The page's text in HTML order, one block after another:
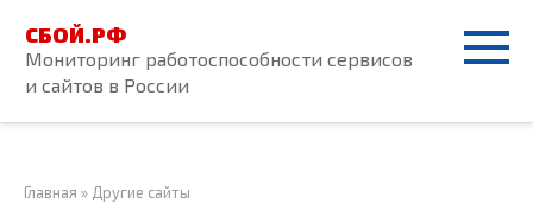
контенту
СБОЙ.РФ
Мониторинг работоспособности сервисов
и сайтов в России
Главная » Другие сайты